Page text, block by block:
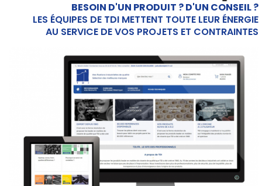
prodotti
CAD/3D
Dati
tecnici
Catalogo
BESOIN D'UN PRODUIT ? D'UN CONSEIL ?
LES ÉQUIPES DE TDI METTENT TOUTE LEUR ÉNERGIE
AU SERVICE DE VOS PROJETS ET CONTRAINTES